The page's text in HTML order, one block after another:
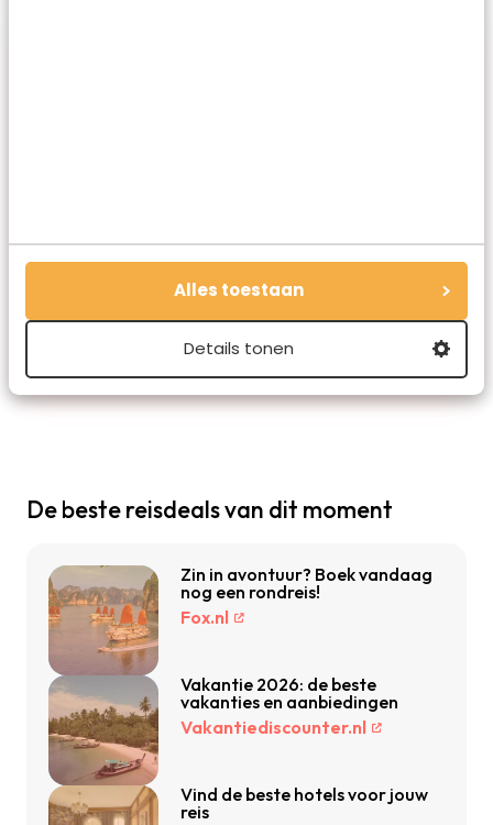
Alles toestaan
Details tonen
Marloes is oprichter en hoofdredacteur van
Travelvalley. Ze schreef de succesvolle
reisboeken Bucketlist Reizen, Bucketlist
Stedentrips en Waanzinnige Roadtrips. Ze is gek
op schrijven, reizen en hardlopen.
De beste reisdeals van dit moment
Zin in avontuur? Boek vandaag
nog een rondreis!
Fox.nl
Vakantie 2026: de beste
vakanties en aanbiedingen
Vakantiediscounter.nl
Vind de beste hotels voor jouw
reis